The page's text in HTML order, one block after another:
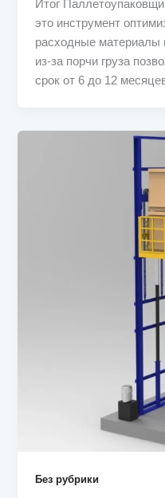
Итог
это инструмент
расходные материалы
из-за порчи груза
срок от 6 до 12
Без рубрики